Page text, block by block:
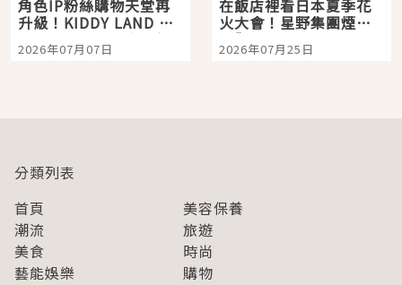
角色IP粉絲購物天堂再
升級！KIDDY LAND 原
宿店吉伊卡哇迎客，新
開幕 OMOKADO 店3分
2026年07月07日
在飯店裡看日本夏季花
火大會！星野集團煙火
景觀飯店6選，讓你不用
人擠人悠閒欣賞
2026年07月25日
分類列表
首頁
美容保養
潮流
旅遊
美食
時尚
藝能娛樂
購物